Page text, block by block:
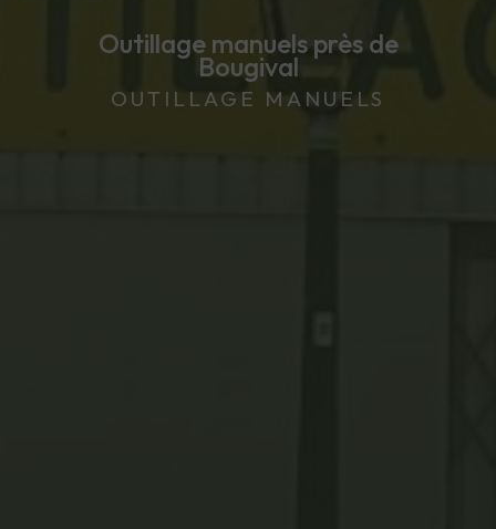
Outillage manuels près de
Bougival
OUTILLAGE MANUELS